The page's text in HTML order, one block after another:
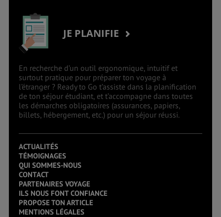
JE PLANIFIE
En recherche d’un outil ergonomique, intuitif et
surtout pratique pour préparer ton voyage à
l’étranger ? Ready to Go t’assiste dans la planification
de ton séjour étudiant, et t’accompagne dans toutes
les démarches obligatoires (assurances, papiers,
billets, hébergement, etc.) pour un séjour réussi.
ACTUALITÉS
TÉMOIGNAGES
QUI SOMMES-NOUS
CONTACT
PARTENAIRES VOYAGE
ILS NOUS FONT CONFIANCE
PROPOSE TON ARTICLE
MENTIONS LÉGALES